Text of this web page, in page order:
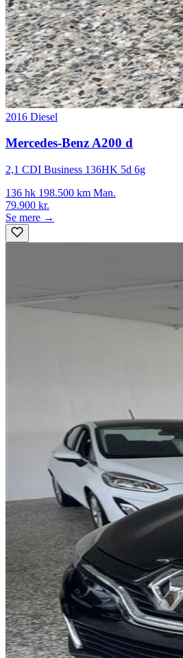
2016 Diesel
Mercedes-Benz A200 d
2,1 CDI Business 136HK 5d 6g
136 hk 198.500 km Man.
79.900 kr.
Se mere →